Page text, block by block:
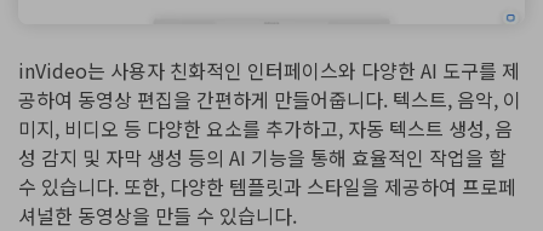
inVideo는 사용자 친화적인 인터페이스와 다양한 AI 도구를 제
공하여 동영상 편집을 간편하게 만들어줍니다. 텍스트, 음악, 이
미지, 비디오 등 다양한 요소를 추가하고, 자동 텍스트 생성, 음
성 감지 및 자막 생성 등의 AI 기능을 통해 효율적인 작업을 할
수 있습니다. 또한, 다양한 템플릿과 스타일을 제공하여 프로페
셔널한 동영상을 만들 수 있습니다.